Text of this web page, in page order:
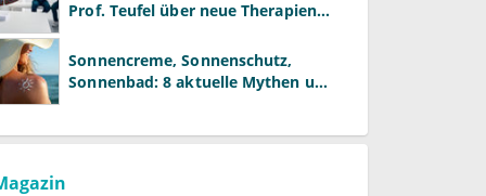
Prof. Teufel über neue Therapien
Sonnencreme, Sonnenschutz,
Sonnenbad: 8 aktuelle Mythen und